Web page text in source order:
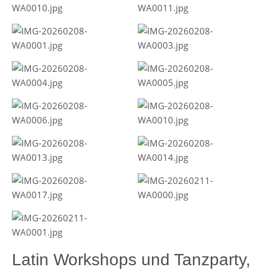
Latin Workshops und Tanzparty,